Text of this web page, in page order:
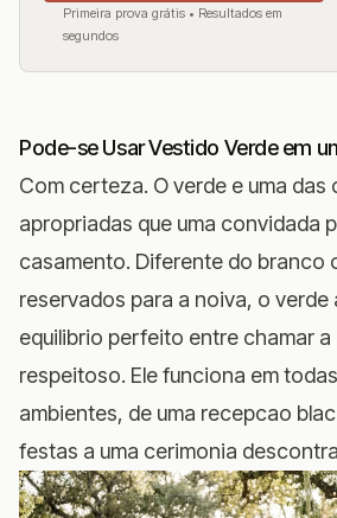
Primeira prova grátis • Resultados em
segundos
Pode-se Usar Vestido Verde em
Com certeza. O verde e uma das
apropriadas que uma convidada
casamento. Diferente do branco
reservados para a noiva, o verde
equilibrio perfeito entre chamar
respeitoso. Ele funciona em
ambientes, de uma recepcao
festas a uma cerimonia